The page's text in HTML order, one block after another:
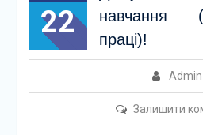
22
навчання
праці)!
Admin
Залишити